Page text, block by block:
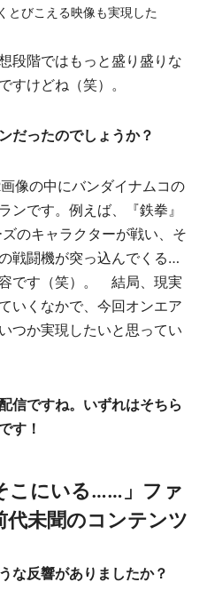
とびこえる映像も実現した
段階ではもっと盛り盛りな
すけどね（笑）。
だったのでしょうか？
像の中にバンダイナムコの
ンです。例えば、『鉄拳』
のキャラクターが戦い、そ
戦闘機が突っ込んでくる…
です（笑）。 結局、現実
いくなかで、今回オンエア
つか実現したいと思ってい
信ですね。いずれはそちら
す！
こにいる……」ファ
代未聞のコンテンツ
な反響がありましたか？